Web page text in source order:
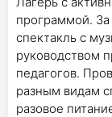
программой. За
спектакль с
руководством
педагогов.
разным видам
разовое